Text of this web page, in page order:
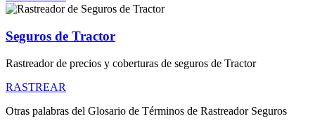
Seguros de Tractor
Rastreador de precios y coberturas de seguros de Tractor
RASTREAR
Otras palabras del Glosario de Términos de Rastreador Seguros